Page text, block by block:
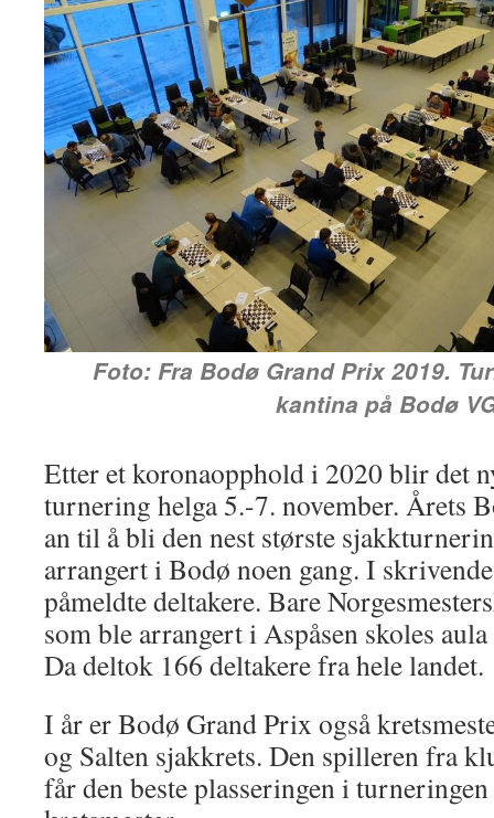
Foto: Fra Bodø Grand Prix 2019.
kantina på Bodø
Etter et koronaopphold i 2020 blir det
turnering helga 5.-7. november. Årets
an til å bli den nest største
arrangert i Bodø noen gang. I
påmeldte deltakere. Bare
som ble arrangert i Aspåsen skoles
Da deltok 166 deltakere fra hele landet.
I år er Bodø Grand Prix også
og Salten sjakkrets. Den spilleren fra
får den beste plasseringen i